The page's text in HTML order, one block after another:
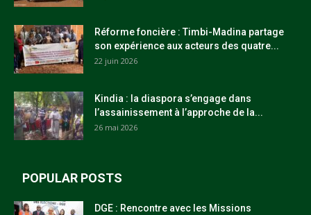
Réforme foncière : Timbi-Madina partage
son expérience aux acteurs des quatre...
22 juin 2026
Kindia : la diaspora s’engage dans
l’assainissement à l’approche de la...
26 mai 2026
POPULAR POSTS
DGE : Rencontre avec les Missions